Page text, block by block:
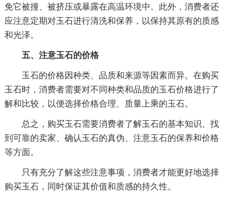
免它被撞、被挤压或暴露在高温环境中。此外，消费者还
应注意定期对玉石进行清洗和保养，以保持其原有的质感
和光泽。
五、注意玉石的价格
玉石的价格因种类、品质和来源等因素而异。在购买
玉石时，消费者需要对不同种类和品质的玉石价格进行了
解和比较，以便选择价格合理、质量上乘的玉石。
总之，购买玉石需要消费者了解玉石的基本知识、找
到可靠的卖家、确认玉石的真伪、注意玉石的保养和价格
等方面。
只有充分了解这些注意事项，消费者才能更好地选择
购买玉石，同时保证其价值和质感的持久性。